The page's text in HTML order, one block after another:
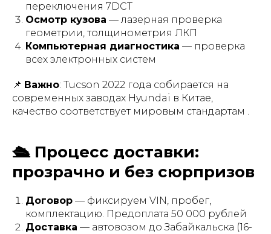
переключения 7DCT
Осмотр кузова — лазерная проверка
геометрии, толщинометрия ЛКП
Компьютерная диагностика — проверка
всех электронных систем
📌 Важно: Tucson 2022 года собирается на
современных заводах Hyundai в Китае,
качество соответствует мировым стандартам .
🛳️ Процесс доставки:
прозрачно и без сюрпризов
Договор — фиксируем VIN, пробег,
комплектацию. Предоплата 50 000 рублей
Доставка — автовозом до Забайкальска (16-